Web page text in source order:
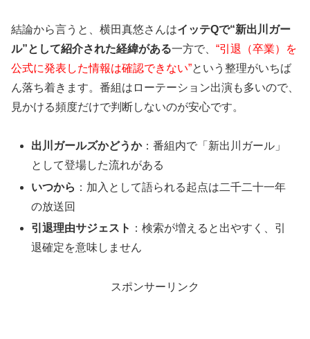
結論から言うと、横田真悠さんはイッテQで“新出川ガー
ル”として紹介された経緯がある一方で、 “引退（卒業）を
公式に発表した情報は確認できない”という整理がいちば
ん落ち着きます。番組はローテーション出演も多いので、
見かける頻度だけで判断しないのが安心です。
出川ガールズかどうか：番組内で「新出川ガール」
として登場した流れがある
いつから ：加入として語られる起点は二千二十一年
の放送回
引退理由サジェスト ：検索が増えると出やすく、引
退確定を意味しません
スポンサーリンク